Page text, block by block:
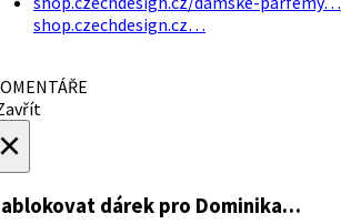
shop.czechdesign.cz…
dárek pro Dominika…